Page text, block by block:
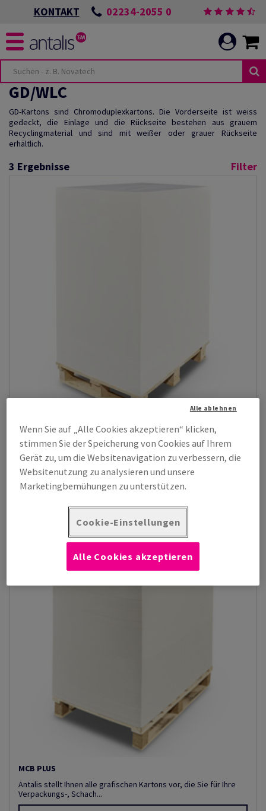
KONTAKT 02234-2055 0
GD/WLC
GD-Kartons sind Chromoduplexkartons. Die Vorderseite ist weiss
gedeckt, die Einlage und die Rückseite bestehen aus grauem
Recyclingmaterial und sind mit weißer oder grauer Rückseite
erhältlich.
3 Ergebnisse Filter
Presto
Weißer, einseitig glänzend gestrichener Chromoduplex-Karton
mit grauer ungestrichener R...
Zeige Produkte(18)
MCB PLUS
Antalis stellt Ihnen alle grafischen Kartons vor, die Sie für Ihre
Verpackungs-, Schach...
Wenn Sie auf „Alle Cookies akzeptieren“ klicken,
stimmen Sie der Speicherung von Cookies auf Ihrem
Gerät zu, um die Websitenavigation zu verbessern, die
Websitenutzung zu analysieren und unsere
Marketingbemühungen zu unterstützen.
Cookie-Einstellungen
Alle ablehnen
Alle Cookies akzeptieren